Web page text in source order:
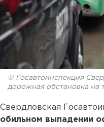
© Госавтоинспекция
дорожная обстановка на
Свердловская
обильном выпадении